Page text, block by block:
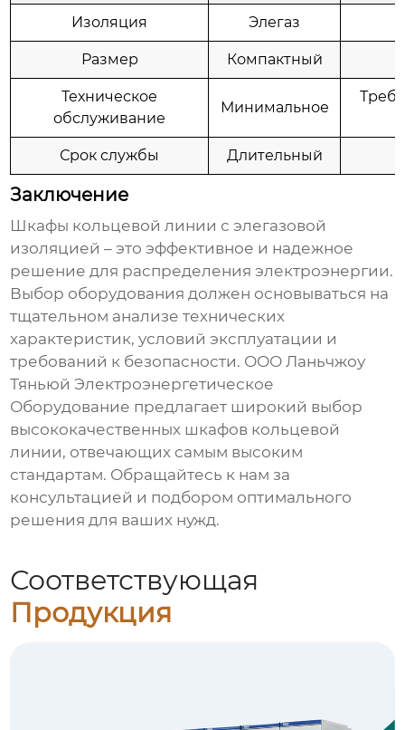
Изоляция Элегаз
Размер Компактный
Техническое
обслуживание
Минимальное
Срок службы Длительный
Заключение
Шкафы кольцевой линии с элегазовой
изоляцией – это эффективное и надежное
решение для распределения электроэнергии.
Выбор оборудования должен основываться на
тщательном анализе технических
характеристик, условий эксплуатации и
требований к безопасности. ООО Ланьчжоу
Тяньюй Электроэнергетическое
Оборудование предлагает широкий выбор
высококачественных шкафов кольцевой
линии, отвечающих самым высоким
стандартам. Обращайтесь к нам за
консультацией и подбором оптимального
решения для ваших нужд.
Соответствующая
Продукция